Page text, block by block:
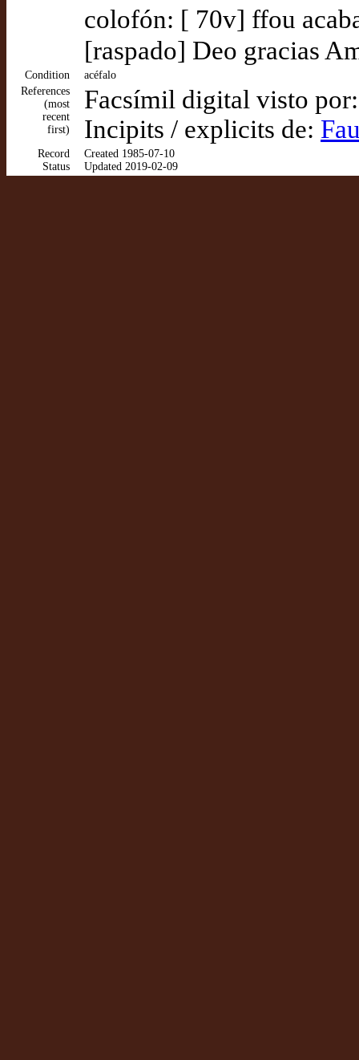
colofón: [ 70v] ffou
[raspado] Deo gracias
Condition
acéfalo
References
(most
recent
first)
Facsímil digital visto
Incipits / explicits de:
Record
Status
Created 1985-07-10
Updated 2019-02-09